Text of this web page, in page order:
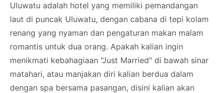
Uluwatu adalah hotel yang memiliki pemandangan
laut di puncak Uluwatu, dengan cabana di tepi kolam
renang yang nyaman dan pengaturan makan malam
romantis untuk dua orang. Apakah kalian ingin
menikmati kebahagiaan "Just Married" di bawah sinar
matahari, atau manjakan diri kalian berdua dalam
dengan spa bersama pasangan, disini kalian akan